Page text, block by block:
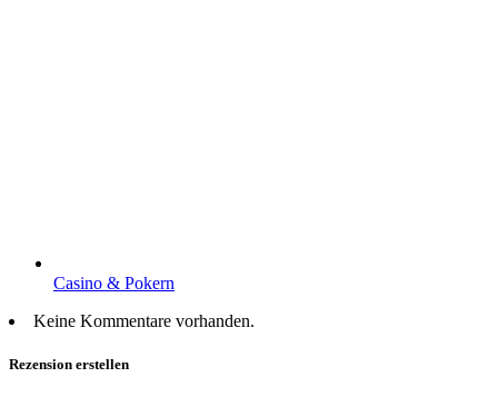
Casino & Pokern
Keine Kommentare vorhanden.
Rezension erstellen